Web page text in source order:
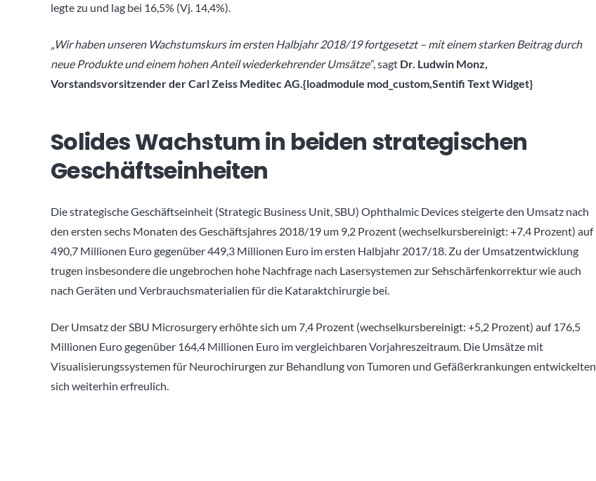
legte zu und lag bei 16,5% (Vj. 14,4%).
„Wir haben unseren Wachstumskurs im ersten Halbjahr 2018/19 fortgesetzt – mit einem starken Beitrag durch
neue Produkte und einem hohen Anteil wiederkehrender Umsätze“, sagt Dr. Ludwin Monz,
Vorstandsvorsitzender der Carl Zeiss Meditec AG.{loadmodule mod_custom,Sentifi Text Widget}
Solides Wachstum in beiden strategischen
Geschäftseinheiten
Die strategische Geschäftseinheit (Strategic Business Unit, SBU) Ophthalmic Devices steigerte den Umsatz nach
den ersten sechs Monaten des Geschäftsjahres 2018/19 um 9,2 Prozent (wechselkursbereinigt: +7,4 Prozent) auf
490,7 Millionen Euro gegenüber 449,3 Millionen Euro im ersten Halbjahr 2017/18. Zu der Umsatzentwicklung
trugen insbesondere die ungebrochen hohe Nachfrage nach Lasersystemen zur Sehschärfenkorrektur wie auch
nach Geräten und Verbrauchsmaterialien für die Kataraktchirurgie bei.
Der Umsatz der SBU Microsurgery erhöhte sich um 7,4 Prozent (wechselkursbereinigt: +5,2 Prozent) auf 176,5
Millionen Euro gegenüber 164,4 Millionen Euro im vergleichbaren Vorjahreszeitraum. Die Umsätze mit
Visualisierungssystemen für Neurochirurgen zur Behandlung von Tumoren und Gefäßerkrankungen entwickelten
sich weiterhin erfreulich.